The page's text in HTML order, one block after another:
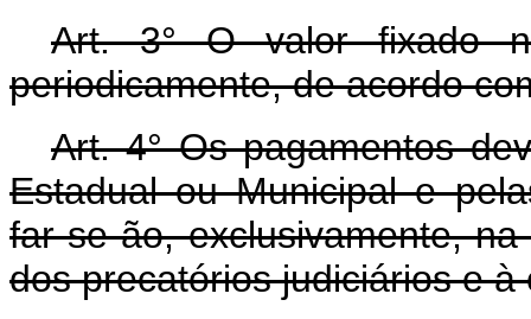
Art. 3° O valor fixado
periodicamente, de acordo
Art. 4° Os pagamentos
Estadual ou Municipal e
far-se-ão, exclusivamente,
dos precatórios judiciários e